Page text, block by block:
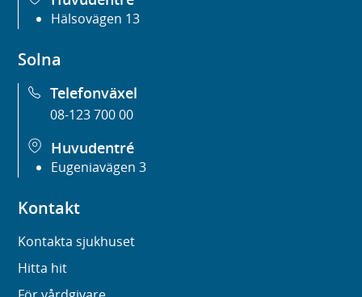
Hälsovägen 13
Solna
Telefonväxel
08-123 700 00
Huvudentré
Eugeniavägen 3
Kontakt
Kontakta sjukhuset
Hitta hit